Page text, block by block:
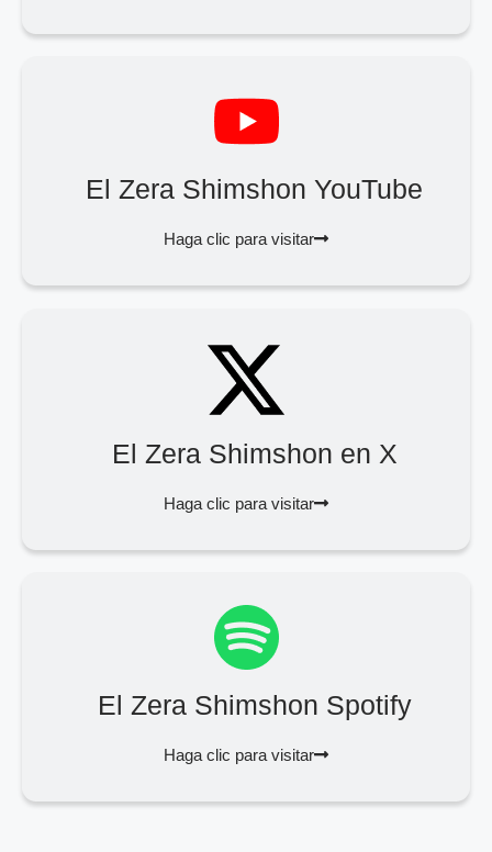
El Zera Shimshon YouTube
Haga clic para visitar
El Zera Shimshon en X
Haga clic para visitar
El Zera Shimshon Spotify
Haga clic para visitar